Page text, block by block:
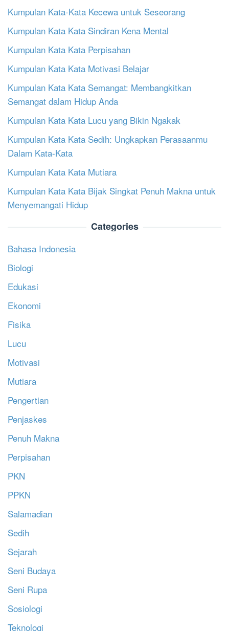
Kumpulan Kata-Kata Kecewa untuk Seseorang
Kumpulan Kata Kata Sindiran Kena Mental
Kumpulan Kata Kata Perpisahan
Kumpulan Kata Kata Motivasi Belajar
Kumpulan Kata Kata Semangat: Membangkitkan
Semangat dalam Hidup Anda
Kumpulan Kata Kata Lucu yang Bikin Ngakak
Kumpulan Kata Kata Sedih: Ungkapkan Perasaanmu
Dalam Kata-Kata
Kumpulan Kata Kata Mutiara
Kumpulan Kata Kata Bijak Singkat Penuh Makna untuk
Menyemangati Hidup
Categories
Bahasa Indonesia
Biologi
Edukasi
Ekonomi
Fisika
Lucu
Motivasi
Mutiara
Pengertian
Penjaskes
Penuh Makna
Perpisahan
PKN
PPKN
Salamadian
Sedih
Sejarah
Seni Budaya
Seni Rupa
Sosiologi
Teknologi